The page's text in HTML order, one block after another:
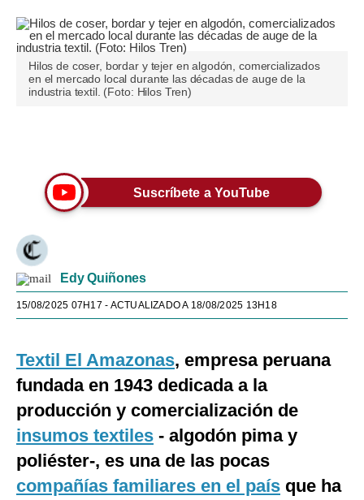
Hilos de coser, bordar y tejer en algodón, comercializados
en el mercado local durante las décadas de auge de la
industria textil. (Foto: Hilos Tren)
Suscríbete a YouTube
Edy Quiñones
15/08/2025 07H17 - ACTUALIZADO A 18/08/2025 13H18
Textil El Amazonas, empresa peruana
fundada en 1943 dedicada a la
producción y comercialización de
insumos textiles - algodón pima y
poliéster-, es una de las pocas
compañías familiares en el país que ha